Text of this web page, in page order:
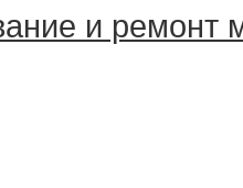
и ремонт